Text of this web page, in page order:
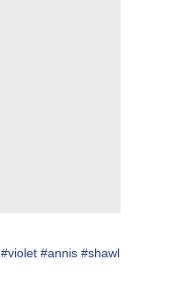
#violet #annis #shawl